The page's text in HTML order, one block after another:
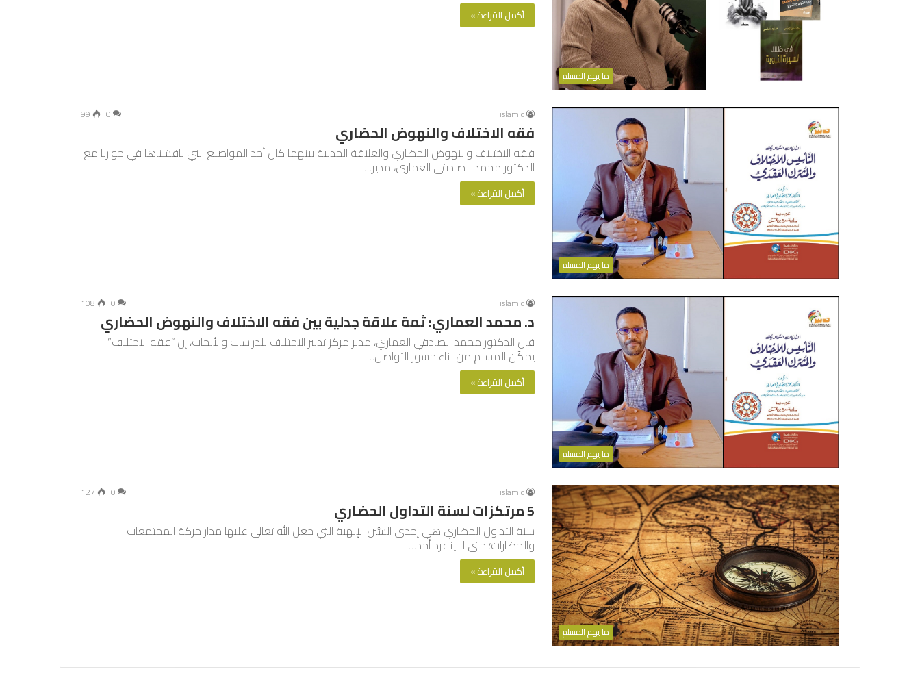
ما يهم المسلم
أكمل القراءة »
ما يهم المسلم
islamic
0
99
فقه الاختلاف والنهوض الحضاري
فقه الاختلاف والنهوض الحضاري والعلاقة الجدلية بينهما كان أحد المواضيع التي ناقشناها في حوارنا مع
الدكتور محمد الصادقي العماري، مدير…
أكمل القراءة »
ما يهم المسلم
islamic
0
108
د. محمد العماري: ثمة علاقة جدلية بين فقه الاختلاف والنهوض الحضاري
قال الدكتور محمد الصادقي العماري، مدير مركز تدبير الاختلاف للدراسات والأبحاث، إن “فقه الاختلاف”
يمكّن المسلم من بناء جسور التواصل…
أكمل القراءة »
ما يهم المسلم
islamic
0
127
5 مرتكزات لسنة التداول الحضاري
سنة التداول الحضاري هي إحدى السُّنن الإلهية التي جعل الله تعالى عليها مدار حركة المجتمعات
والحضارات؛ حتى لا ينفرد أحد…
أكمل القراءة »